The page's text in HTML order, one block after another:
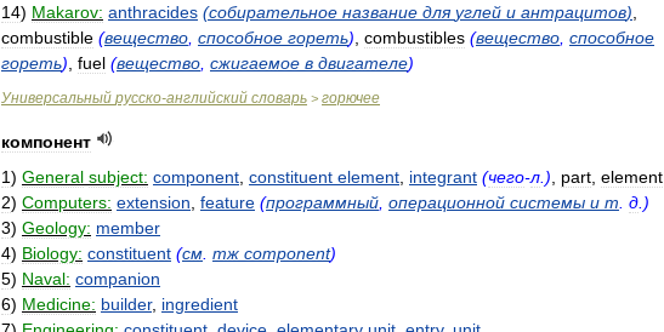
14) Makarov: anthracides (собирательное название для углей и антрацитов)
combustible (вещество способное гореть) combustibles (вещество способное
гореть) fuel (вещество сжигаемое в двигателе)
Универсальный русско-английский словарь > горючее
компонент
1) General subject: component constituent element integrant (чего-л .) part element
2) Computers: extension feature (программный операционной системы и т д .)
3) Geology: member
4) Biology: constituent (см тж component)
5) Naval: companion
6) Medicine: builder, ingredient